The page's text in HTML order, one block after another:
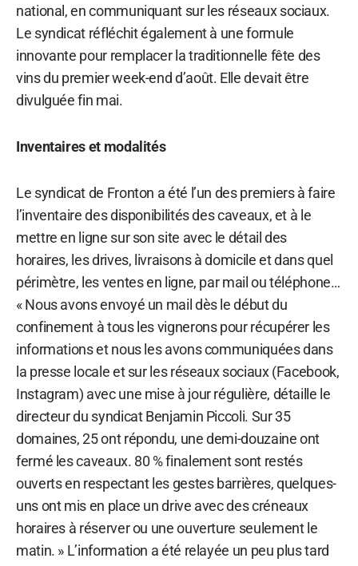
national, en communiquant sur les réseaux sociaux.
Le syndicat réfléchit également à une formule
innovante pour remplacer la traditionnelle fête des
vins du premier week-end d’août. Elle devait être
divulguée fin mai.
Inventaires et modalités
Le syndicat de Fronton a été l’un des premiers à faire
l’inventaire des disponibilités des caveaux, et à le
mettre en ligne sur son site avec le détail des
horaires, les drives, livraisons à domicile et dans quel
périmètre, les ventes en ligne, par mail ou téléphone…
« Nous avons envoyé un mail dès le début du
confinement à tous les vignerons pour récupérer les
informations et nous les avons communiquées dans
la presse locale et sur les réseaux sociaux (Facebook,
Instagram) avec une mise à jour régulière, détaille le
directeur du syndicat Benjamin Piccoli. Sur 35
domaines, 25 ont répondu, une demi-douzaine ont
fermé les caveaux. 80 % finalement sont restés
ouverts en respectant les gestes barrières, quelques-
uns ont mis en place un drive avec des créneaux
horaires à réserver ou une ouverture seulement le
matin. » L’information a été relayée un peu plus tard